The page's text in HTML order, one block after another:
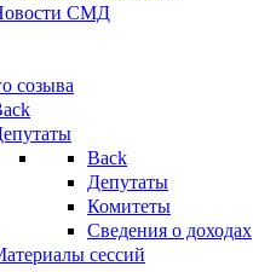
СМД
созыва
Back
Депутаты
Комитеты
Сведения о доходах
сессий